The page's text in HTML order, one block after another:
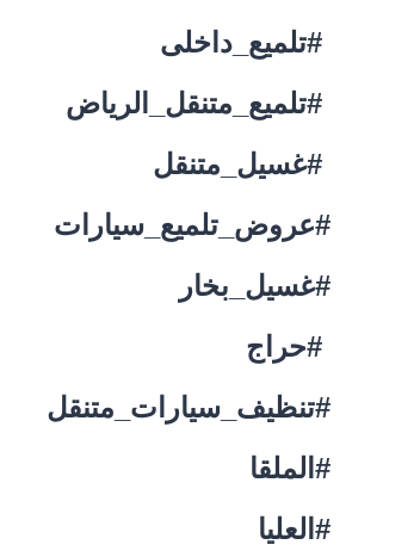
#تلميع_داخلى
#تلميع_متنقل_الرياض
#غسيل_متنقل
#عروض_تلميع_سيارات
#غسيل_بخار
#حراج
#تنظيف_سيارات_متنقل
#الملقا
#العليا